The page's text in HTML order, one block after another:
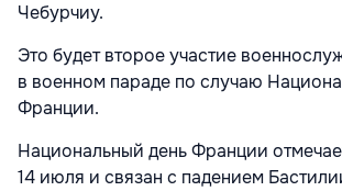
Чебурчиу.
Это будет второе участие
в военном параде по случаю
Франции.
Национальный день Франции
14 июля и связан с падением